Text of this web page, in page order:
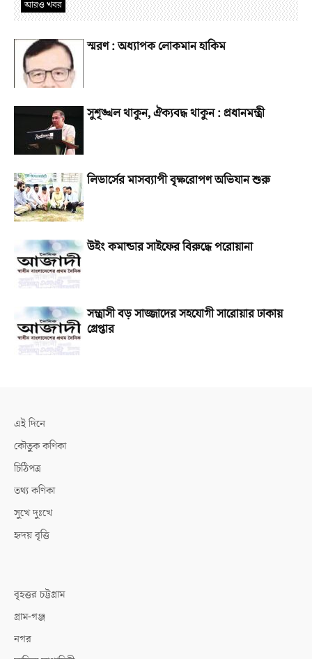
আরও খবর
স্মরণ : অধ্যাপক লোকমান হাকিম
সুশৃঙ্খল থাকুন, ঐক্যবদ্ধ থাকুন : প্রধানমন্ত্রী
লিডার্সের মাসব্যাপী বৃক্ষরোপণ অভিযান শুরু
উইং কমান্ডার সাইফের বিরুদ্ধে পরোয়ানা
সন্ত্রাসী বড় সাজ্জাদের সহযোগী সারোয়ার ঢাকায়
গ্রেপ্তার
এই দিনে
কৌতুক কণিকা
চিঠিপত্র
তথ্য কণিকা
সুখে দুঃখে
হৃদয় বৃত্তি
বৃহত্তর চট্টগ্রাম
গ্রাম-গঞ্জ
নগর